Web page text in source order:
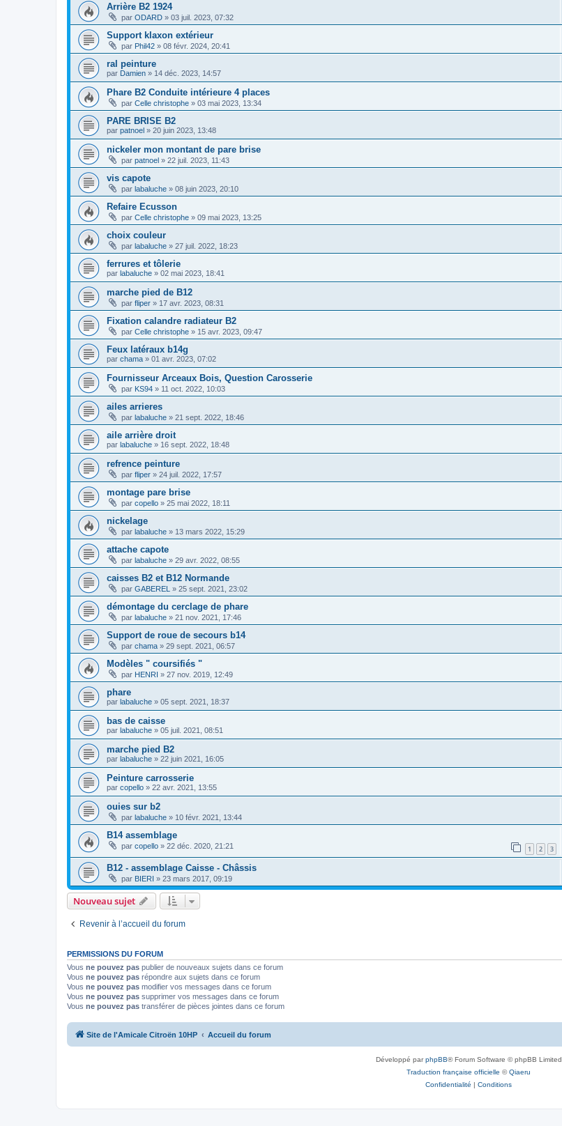
Arrière B2 1924
par ODARD » 03 juil. 2023, 07:32
Support klaxon extérieur
par Phil42 » 08 févr. 2024, 20:41
ral peinture
par Damien » 14 déc. 2023, 14:57
Phare B2 Conduite intérieure 4 places
par Celle christophe » 03 mai 2023, 13:34
PARE BRISE B2
par patnoel » 20 juin 2023, 13:48
nickeler mon montant de pare brise
par patnoel » 22 juil. 2023, 11:43
vis capote
par labaluche » 08 juin 2023, 20:10
Refaire Ecusson
par Celle christophe » 09 mai 2023, 13:25
choix couleur
par labaluche » 27 juil. 2022, 18:23
ferrures et tôlerie
par labaluche » 02 mai 2023, 18:41
marche pied de B12
par fliper » 17 avr. 2023, 08:31
Fixation calandre radiateur B2
par Celle christophe » 15 avr. 2023, 09:47
Feux latéraux b14g
par chama » 01 avr. 2023, 07:02
Fournisseur Arceaux Bois, Question Carosserie
par KS94 » 11 oct. 2022, 10:03
ailes arrieres
par labaluche » 21 sept. 2022, 18:46
aile arrière droit
par labaluche » 16 sept. 2022, 18:48
refrence peinture
par fliper » 24 juil. 2022, 17:57
montage pare brise
par copello » 25 mai 2022, 18:11
nickelage
par labaluche » 13 mars 2022, 15:29
attache capote
par labaluche » 29 avr. 2022, 08:55
caisses B2 et B12 Normande
par GABEREL » 25 sept. 2021, 23:02
démontage du cerclage de phare
par labaluche » 21 nov. 2021, 17:46
Support de roue de secours b14
par chama » 29 sept. 2021, 06:57
Modèles " coursifiés "
par HENRI » 27 nov. 2019, 12:49
phare
par labaluche » 05 sept. 2021, 18:37
bas de caisse
par labaluche » 05 juil. 2021, 08:51
marche pied B2
par labaluche » 22 juin 2021, 16:05
Peinture carrosserie
par copello » 22 avr. 2021, 13:55
ouies sur b2
par labaluche » 10 févr. 2021, 13:44
B14 assemblage
par copello » 22 déc. 2020, 21:21 1 2 3
B12 - assemblage Caisse - Châssis
par BIERI » 23 mars 2017, 09:19
Nouveau sujet
Revenir à l’accueil du forum
PERMISSIONS DU FORUM
Vous ne pouvez pas publier de nouveaux sujets dans ce forum
Vous ne pouvez pas répondre aux sujets dans ce forum
Vous ne pouvez pas modifier vos messages dans ce forum
Vous ne pouvez pas supprimer vos messages dans ce forum
Vous ne pouvez pas transférer de pièces jointes dans ce forum
Site de l'Amicale Citroën 10HP Accueil du forum
Développé parphpBB® Forum Software © phpBB Limited
Traduction française officielle ©Qiaeru
Confidentialité | Conditions